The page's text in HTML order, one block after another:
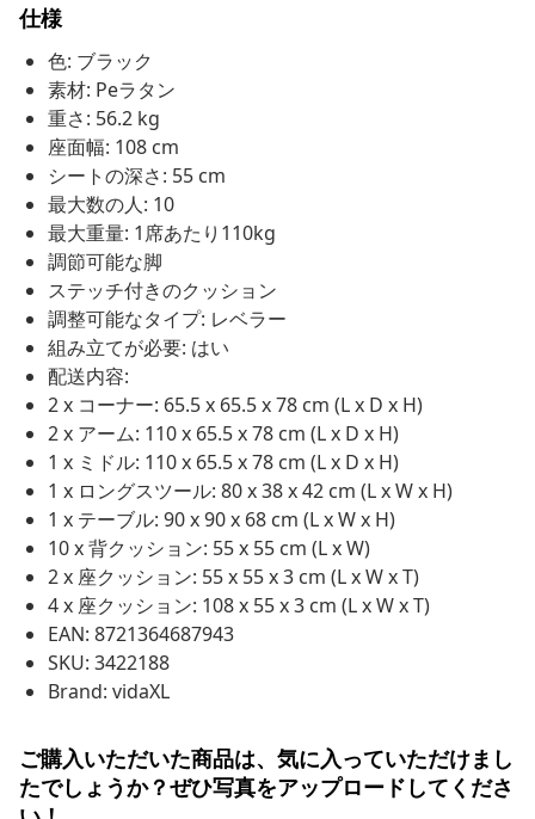
仕様
色: ブラック
素材: Peラタン
重さ: 56.2 kg
座面幅: 108 cm
シートの深さ: 55 cm
最大数の人: 10
最大重量: 1席あたり110kg
調節可能な脚
ステッチ付きのクッション
調整可能なタイプ: レベラー
組み立てが必要: はい
配送内容:
2 x コーナー: 65.5 x 65.5 x 78 cm (L x D x H)
2 x アーム: 110 x 65.5 x 78 cm (L x D x H)
1 x ミドル: 110 x 65.5 x 78 cm (L x D x H)
1 x ロングスツール: 80 x 38 x 42 cm (L x W x H)
1 x テーブル: 90 x 90 x 68 cm (L x W x H)
10 x 背クッション: 55 x 55 cm (L x W)
2 x 座クッション: 55 x 55 x 3 cm (L x W x T)
4 x 座クッション: 108 x 55 x 3 cm (L x W x T)
EAN: 8721364687943
SKU: 3422188
Brand: vidaXL
ご購入いただいた商品は、気に入っていただけまし
たでしょうか？ぜひ写真をアップロードしてくださ